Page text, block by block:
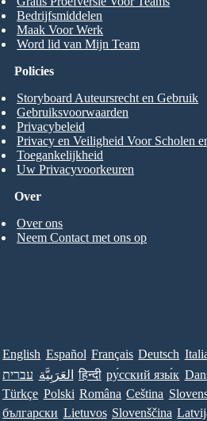
Bedrijfsmiddelen
Maak Voor Werk
Word lid van Mijn Team
Over
Over ons
Neem Contact met ons op
Policies
Storyboard Auteursrecht en Gebruik
Gebruiksvoorwaarden
Privacybeleid
Privacy en Veiligheid Voor Scholen
Toegankelijkheid
Uw Privacyvoorkeuren
English Español Français Deutsch
עברית العَرَبِيَّة हिन्दी ру́сский язы́к
Türkçe Polski Româna Ceština
български Lietuvos Slovenščina